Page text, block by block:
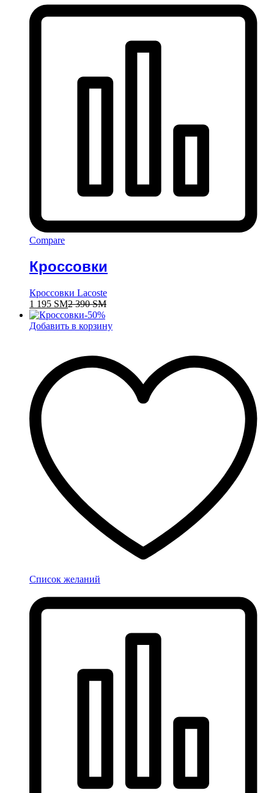
Compare
Кроссовки
Кроссовки Lacoste
1 195 ЅМ2 390ЅМ
-50%
Добавить в корзину
Список желаний